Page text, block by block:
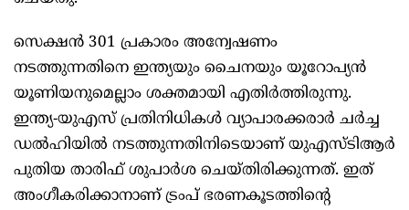
സെക്ഷൻ 301 പ്രകാരം അന്വേഷണം
നടത്തുന്നതിനെ ഇന്ത്യയും ചൈനയും യൂറോപ്യൻ
യൂണിയനുമെല്ലാം ശക്തമായി എതിർത്തിരുന്നു.
ഇന്ത്യ-യുഎസ് പ്രതിനിധികൾ വ്യാപാരക്കരാർ ചർച്ച
ഡൽഹിയിൽ നടത്തുന്നതിനിടെയാണ് യുഎസ്ടിആർ
പുതിയ താരിഫ് ശുപാർശ ചെയ്തിരിക്കുന്നത്. ഇത്
അംഗീകരിക്കാനാണ് ട്രംപ് ഭരണകൂടത്തിന്റെ